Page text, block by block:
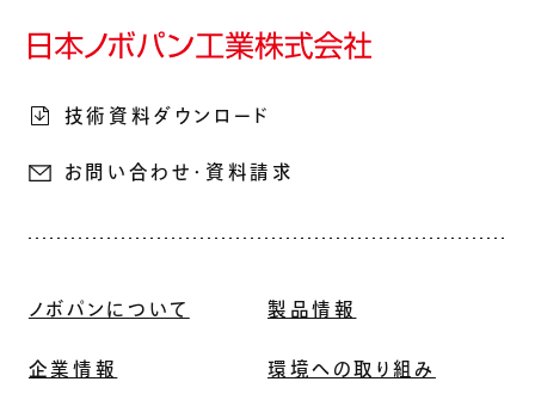
技術資料ダウンロード
お問い合わせ・資料請求
ノボパンについて 製品情報
企業情報 環境への取り組み